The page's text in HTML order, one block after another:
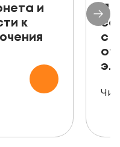
и
к
с